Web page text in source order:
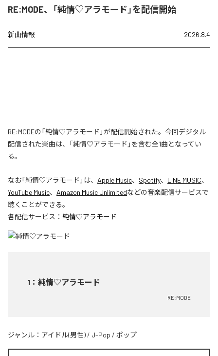
RE:MODE、「純情♡アラモード」を配信開始
新曲情報 2026.8.4
RE:MODEの「純情♡アラモード」が配信開始された。今回デジタル
配信された楽曲は、「純情♡アラモード」を含む全1曲となってい
る。
なお「純情♡アラモード 」は、 Apple Music、 Spotify、 LINE MUSIC、
YouTube Music、 Amazon Music Unlimitedなどの音楽配信サービスで
聴くことができる。
各配信サービス： 純情♡アラモード
1 ： 純情♡アラモード
RE:MODE
ジャンル： アイドル(男性) / J-Pop / ポップ